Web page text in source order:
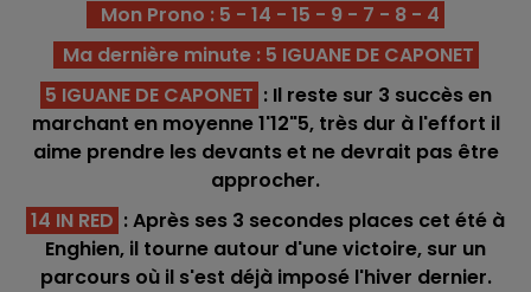
Mon Prono : 5 - 14 - 15 - 9 - 7 - 8 - 4
Ma dernière minute : 5 IGUANE DE CAPONET
5 IGUANE DE CAPONET : Il reste sur 3 succès en
marchant en moyenne 1'12"5, très dur à l'effort il
aime prendre les devants et ne devrait pas être
approcher.
14 IN RED : Après ses 3 secondes places cet été à
Enghien, il tourne autour d'une victoire, sur un
parcours où il s'est déjà imposé l'hiver dernier.